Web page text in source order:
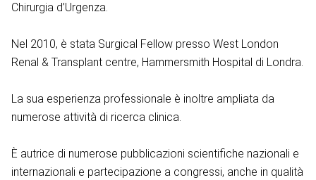
Chirurgia d’Urgenza.
Nel 2010, è stata Surgical Fellow presso West London
Renal & Transplant centre, Hammersmith Hospital di Londra.
La sua esperienza professionale è inoltre ampliata da
numerose attività di ricerca clinica.
È autrice di numerose pubblicazioni scientifiche nazionali e
internazionali e partecipazione a congressi, anche in qualità